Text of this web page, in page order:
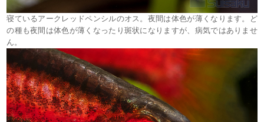
寝ているアークレッドペンシルのオス。夜間は体色が薄くなります。ど
の種も夜間は体色が薄くなったり斑状になりますが、病気ではありませ
ん。